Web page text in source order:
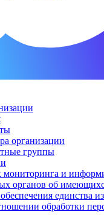
организации
группы
мониторинга и
органов об
единства
обработки